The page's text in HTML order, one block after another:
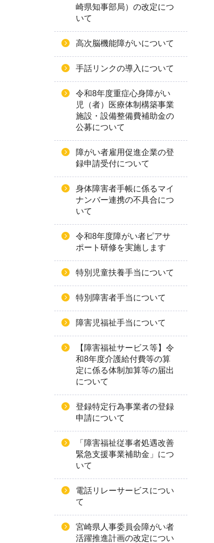
崎県知事部局）の改定につ
いて
高次脳機能障がいについて
手話リンクの導入について
令和8年度重症心身障がい
児（者）医療体制構築事業
施設・設備整備費補助金の
公募について
障がい者雇用促進企業の登
録申請受付について
身体障害者手帳に係るマイ
ナンバー連携の不具合につ
いて
令和8年度障がい者ピアサ
ポート研修を実施します
特別児童扶養手当について
特別障害者手当について
障害児福祉手当について
【障害福祉サービス等】令
和8年度介護給付費等の算
定に係る体制加算等の届出
について
登録特定行為事業者の登録
申請について
「障害福祉従事者処遇改善
緊急支援事業補助金」につ
いて
電話リレーサービスについ
て
宮崎県人事委員会障がい者
活躍推進計画の改定につい